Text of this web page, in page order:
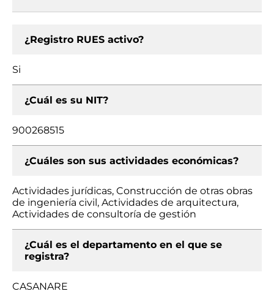
¿Registro RUES activo?
Si
¿Cuál es su NIT?
900268515
¿Cuáles son sus actividades económicas?
Actividades jurídicas, Construcción de otras obras
de ingeniería civil, Actividades de arquitectura,
Actividades de consultoría de gestión
¿Cuál es el departamento en el que se
registra?
CASANARE